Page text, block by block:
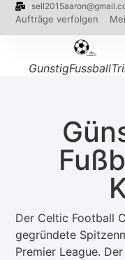
Aufträge verfolgen
Der Celtic Football
gegründete
Premier League.